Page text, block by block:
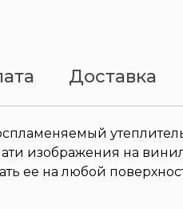
Доставка
изображения на
ее на любой